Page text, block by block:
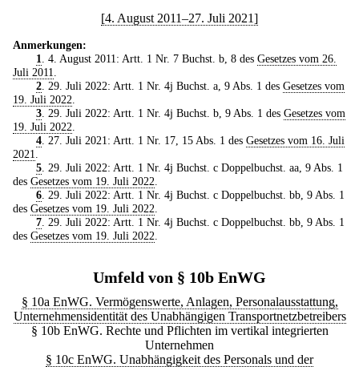
[4. August 2011–27. Juli 2021]
Anmerkungen:
1
. 4. August 2011: Artt. 1 Nr. 7 Buchst. b, 8 des Gesetzes vom 26.
Juli 2011
2. 29. Juli 2022: Artt. 1 Nr. 4j Buchst. a, 9 Abs. 1 des Gesetzes vom
19. Juli 2022
3. 29. Juli 2022: Artt. 1 Nr. 4j Buchst. b, 9 Abs. 1 des Gesetzes vom
19. Juli 2022
4. 27. Juli 2021: Artt. 1 Nr. 17, 15 Abs. 1 des Gesetzes vom 16. Juli
2021
5. 29. Juli 2022: Artt. 1 Nr. 4j Buchst. c Doppelbuchst. aa, 9 Abs. 1
des Gesetzes vom 19. Juli 2022
6. 29. Juli 2022: Artt. 1 Nr. 4j Buchst. c Doppelbuchst. bb, 9 Abs. 1
des Gesetzes vom 19. Juli 2022
7. 29. Juli 2022: Artt. 1 Nr. 4j Buchst. c Doppelbuchst. bb, 9 Abs. 1
des Gesetzes vom 19. Juli 2022
Umfeld von § 10b EnWG
§ 10a EnWG. Vermögenswerte, Anlagen, Personalausstattung,
Unternehmensidentität des Unabhängigen Transportnetzbetreibers
§ 10b EnWG. Rechte und Pflichten im vertikal integrierten
Unternehmen
§ 10c EnWG. Unabhängigkeit des Personals und der